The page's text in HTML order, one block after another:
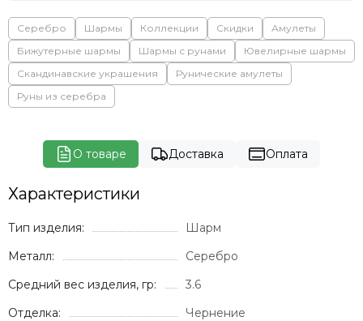
Серебро Шармы Коллекции Скидки
Амулеты
Бижутерные шармы
Шармы с рунами
Ювелирные шармы
Скандинавские украшения
Рунические амулеты
Руны из серебра
О товаре Доставка Оплата
Характеристики
Тип изделия:
Шарм
Металл:
Серебро
Средний вес изделия, гр:
3.6
Отделка:
Чернение